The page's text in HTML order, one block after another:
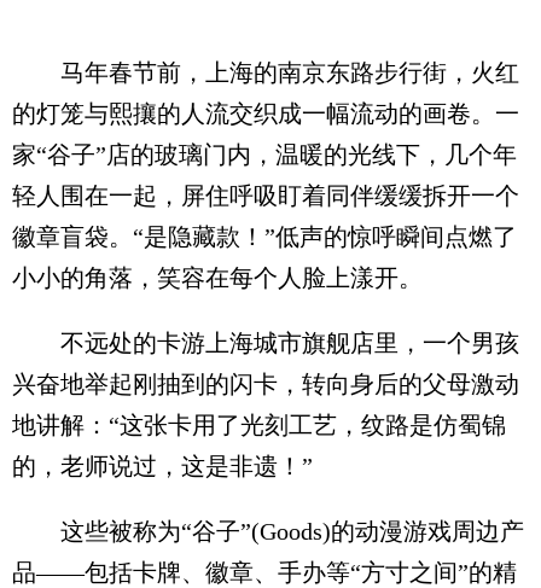
马年春节前，上海的南京东路步行街，火红
的灯笼与熙攘的人流交织成一幅流动的画卷。一
家“谷子”店的玻璃门内，温暖的光线下，几个年
轻人围在一起，屏住呼吸盯着同伴缓缓拆开一个
徽章盲袋。“是隐藏款！”低声的惊呼瞬间点燃了
小小的角落，笑容在每个人脸上漾开。
不远处的卡游上海城市旗舰店里，一个男孩
兴奋地举起刚抽到的闪卡，转向身后的父母激动
地讲解：“这张卡用了光刻工艺，纹路是仿蜀锦
的，老师说过，这是非遗！”
这些被称为“谷子”(Goods)的动漫游戏周边产
品——包括卡牌、徽章、手办等“方寸之间”的精